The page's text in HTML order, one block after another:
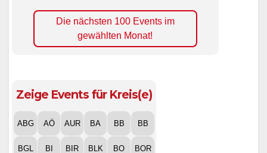
Die nächsten 100 Events im
gewählten Monat!
Zeige Events für Kreis(e)
ABG AÖ AUR BA BB BB
BGL BI BIR BLK BO BOR